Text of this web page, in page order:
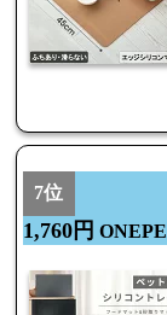
7位
1,760円